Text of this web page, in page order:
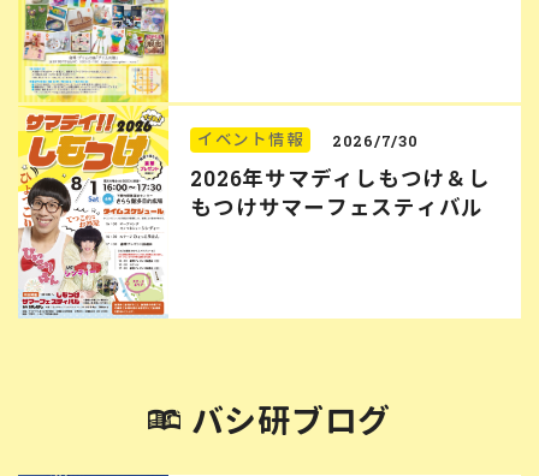
イベント情報 2026/7/30
2026年サマディしもつけ＆し
もつけサマーフェスティバル
バシ研ブログ